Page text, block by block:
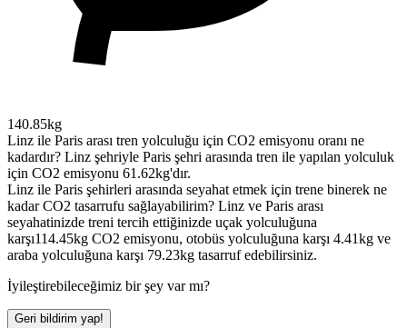
140.85kg
Linz ile Paris arası tren yolculuğu için CO2 emisyonu oranı ne
kadardır? Linz şehriyle Paris şehri arasında tren ile yapılan yolculuk
için CO2 emisyonu 61.62kg'dır.
Linz ile Paris şehirleri arasında seyahat etmek için trene binerek ne
kadar CO2 tasarrufu sağlayabilirim? Linz ve Paris arası
seyahatinizde treni tercih ettiğinizde uçak yolculuğuna
karşı114.45kg CO2 emisyonu, otobüs yolculuğuna karşı 4.41kg ve
araba yolculuğuna karşı 79.23kg tasarruf edebilirsiniz.
İyileştirebileceğimiz bir şey var mı?
Geri bildirim yap!